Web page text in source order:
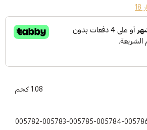
1.08 كجم
005782-005783-005785-005784-